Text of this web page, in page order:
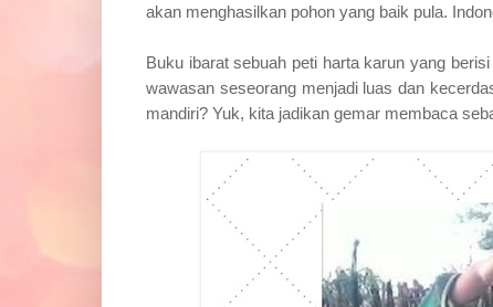
akan menghasilkan pohon yang baik pula.
Buku ibarat sebuah peti harta karun yang
wawasan seseorang menjadi luas dan
mandiri? Yuk, kita jadikan gemar membaca